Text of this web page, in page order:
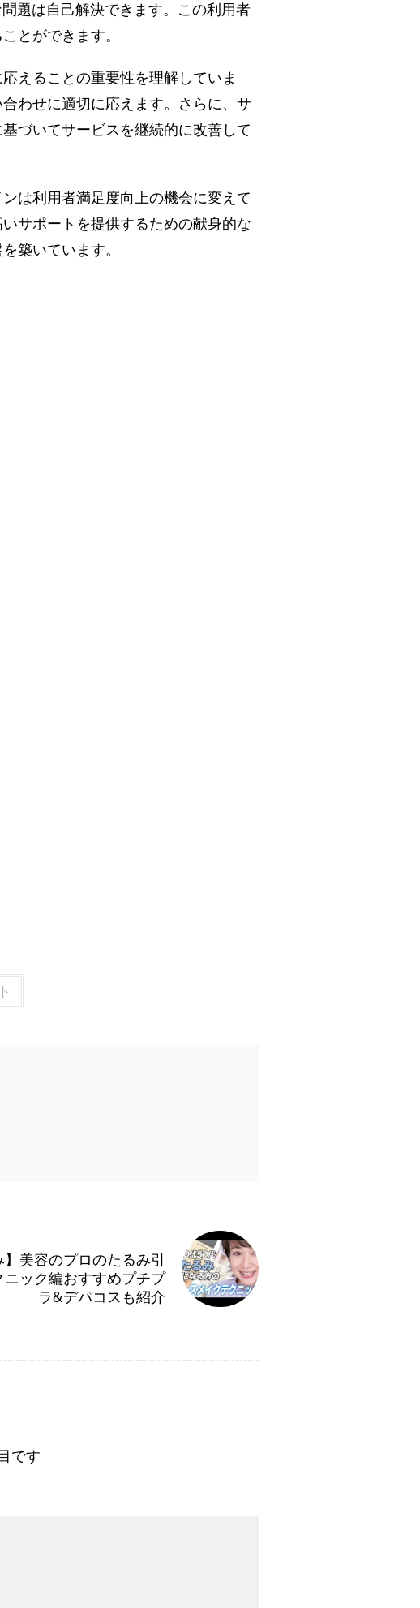
題は自己解決できます。この利用者
とができます。
えることの重要性を理解していま
わせに適切に応えます。さらに、サ
づいてサービスを継続的に改善して
は利用者満足度向上の機会に変えて
サポートを提供するための献身的な
築いています。
】美容のプロのたるみ引
ック編おすすめプチプ
ラ&デパコスも紹介
です